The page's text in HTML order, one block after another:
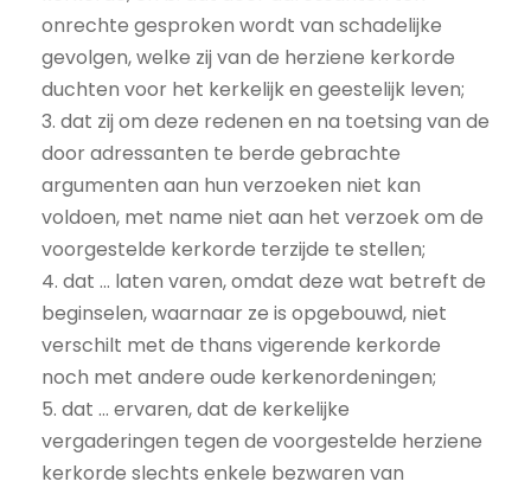
onrechte gesproken wordt van schadelijke
gevolgen, welke zij van de herziene kerkorde
duchten voor het kerkelijk en geestelijk leven;
3. dat zij om deze redenen en na toetsing van de
door adressanten te berde gebrachte
argumenten aan hun verzoeken niet kan
voldoen, met name niet aan het verzoek om de
voorgestelde kerkorde terzijde te stellen;
4. dat ... laten varen, omdat deze wat betreft de
beginselen, waarnaar ze is opgebouwd, niet
verschilt met de thans vigerende kerkorde
noch met andere oude kerkenordeningen;
5. dat ... ervaren, dat de kerkelijke
vergaderingen tegen de voorgestelde herziene
kerkorde slechts enkele bezwaren van